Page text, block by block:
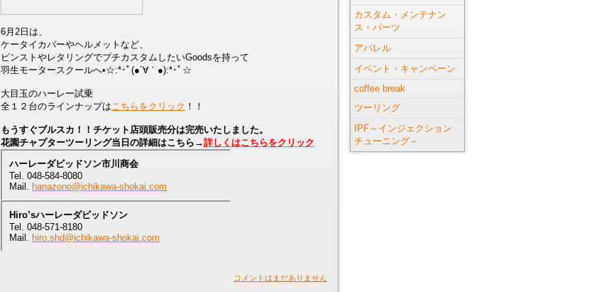
6月2日は、
ケータイカバーやヘルメットなど、
ピンストやレタリングでプチカスタムしたいGoodsを持って
羽生モータースクールへ•☆:*･ﾟ(●´∀｀●):*･ﾟ☆
大目玉のハーレー試乗
全１２台のラインナップはこちらをクリック ！！
もうすぐブルスカ！！チケット店頭販売分は完売いたしました。
花園チャプターツーリング当日の詳細はこちら→詳しくはこちらをクリック
ハーレーダビッドソン市川商会
Tel. 048-584-8080
Mail. hanazono@ichikawa-shokai.com
Hiro’sハーレーダビッドソン
Tel. 048-571-8180
Mail. hiro.shd@ichikawa-shokai.com
コメントはまだありません
カスタム・メンテナン
ス・パーツ
アパレル
イベント・キャンペーン
coffee break
ツーリング
IPF～インジェクション
チューニング～